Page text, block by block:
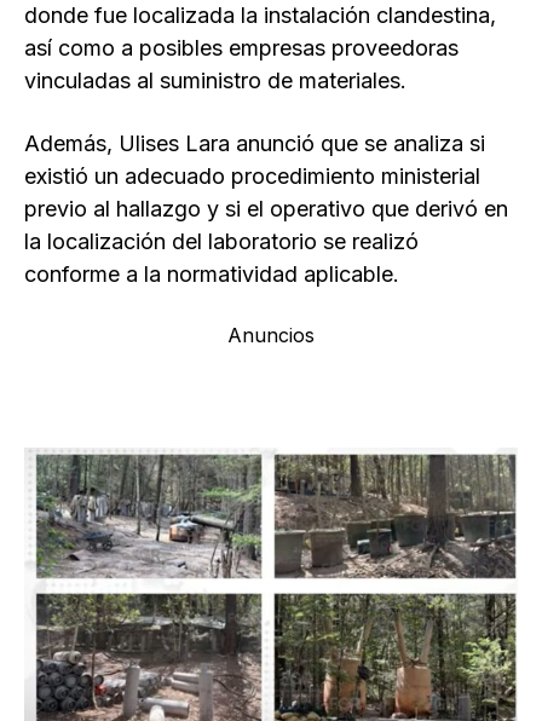
donde fue localizada la instalación clandestina,
así como a posibles empresas proveedoras
vinculadas al suministro de materiales.
Además, Ulises Lara anunció que se analiza si
existió un adecuado procedimiento ministerial
previo al hallazgo y si el operativo que derivó en
la localización del laboratorio se realizó
conforme a la normatividad aplicable.
Anuncios